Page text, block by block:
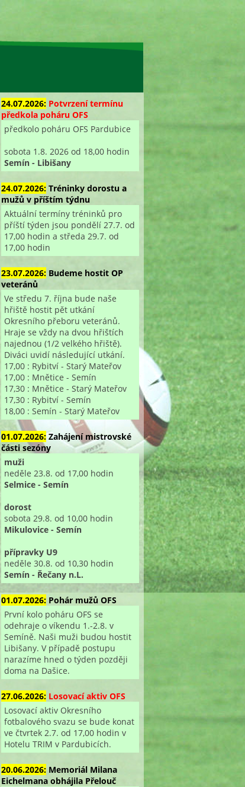
24.07.2026: Potvrzení termínu
předkola poháru OFS
předkolo poháru OFS Pardubice
sobota 1.8. 2026 od 18,00 hodin
Semín - Libišany
24.07.2026: Tréninky dorostu a
mužů v příštím týdnu
Aktuální termíny tréninků pro
příští týden jsou pondělí 27.7. od
17,00 hodin a středa 29.7. od
17,00 hodin
23.07.2026: Budeme hostit OP
veteránů
Ve středu 7. října bude naše
hřiště hostit pět utkání
Okresního přeboru veteránů.
Hraje se vždy na dvou hřištích
najednou (1/2 velkého hřiště).
Diváci uvidí následující utkání.
17,00 : Rybitví - Starý Mateřov
17,00 : Mnětice - Semín
17,30 : Mnětice - Starý Mateřov
17,30 : Rybitví - Semín
18,00 : Semín - Starý Mateřov
01.07.2026: Zahájení mistrovské
části sezóny
muži
neděle 23.8. od 17,00 hodin
Selmice - Semín
dorost
sobota 29.8. od 10,00 hodin
Mikulovice - Semín
přípravky U9
neděle 30.8. od 10,30 hodin
Semín - Řečany n.L.
01.07.2026: Pohár mužů OFS
První kolo poháru OFS se
odehraje o víkendu 1.-2.8. v
Semíně. Naši muži budou hostit
Libišany. V případě postupu
narazíme hned o týden později
doma na Dašice.
27.06.2026: Losovací aktiv OFS
Losovací aktiv Okresního
fotbalového svazu se bude konat
ve čtvrtek 2.7. od 17,00 hodin v
Hotelu TRIM v Pardubicích.
20.06.2026: Memoriál Milana
Eichelmana obhájila Přelouč